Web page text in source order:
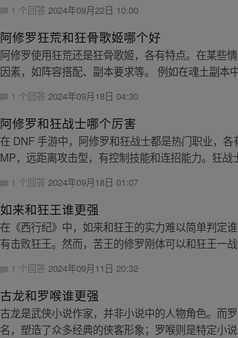
1 个回答 2024年09月22日 10:00
阿修罗狂荒和狂骨歌姬哪个好
阿修罗使用狂荒还是狂骨歌姬，各有特点。在某些
因素，如阵容搭配、副本要求等。 例如在魂土副本
1 个回答 2024年09月18日 04:30
阿修罗和狂战士哪个厉害
在 DNF 手游中，阿修罗和狂战士都是热门职业，
MP，远距离攻击型，有控制技能和连招能力。狂战
1 个回答2024年09月18日 01:07
如来和狂王谁更强
在《西行纪》中，如来和狂王的实力难以简单判定
有击败狂王。然而，苦王的修罗刚体可以和狂王一
1 个回答2024年09月11日 20:32
古龙和罗喉谁更强
古龙是武侠小说作家，并非小说中的人物角色。而
名，塑造了众多经典的侠客形象；罗喉则是特定小